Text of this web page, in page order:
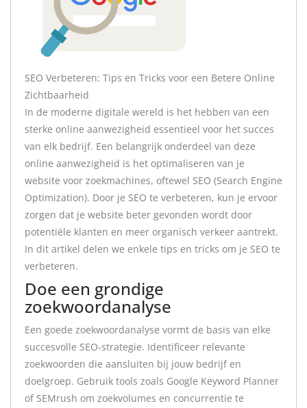
SEO Verbeteren: Tips en Tricks voor een Betere Online
Zichtbaarheid
In de moderne digitale wereld is het hebben van een
sterke online aanwezigheid essentieel voor het succes
van elk bedrijf. Een belangrijk onderdeel van deze
online aanwezigheid is het optimaliseren van je
website voor zoekmachines, oftewel SEO (Search Engine
Optimization). Door je SEO te verbeteren, kun je ervoor
zorgen dat je website beter gevonden wordt door
potentiële klanten en meer organisch verkeer aantrekt.
In dit artikel delen we enkele tips en tricks om je SEO te
verbeteren.
Doe een grondige
zoekwoordanalyse
Een goede zoekwoordanalyse vormt de basis van elke
succesvolle SEO-strategie. Identificeer relevante
zoekwoorden die aansluiten bij jouw bedrijf en
doelgroep. Gebruik tools zoals Google Keyword Planner
of SEMrush om zoekvolumes en concurrentie te